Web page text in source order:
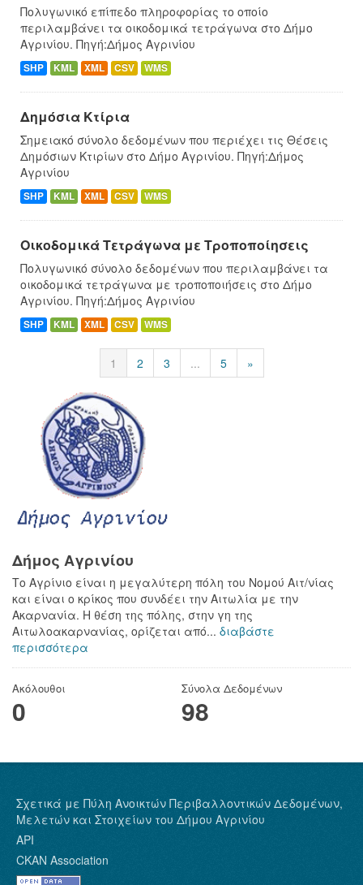
Πολυγωνικό επίπεδο πληροφορίας το οποίο
περιλαμβάνει τα οικοδομικά τετράγωνα στο Δήμο
Αγρινίου. Πηγή:Δήμος Αγρινίου
SHP KML XML CSV WMS
Δημόσια Κτίρια
Σημειακό σύνολο δεδομένων που περιέχει τις Θέσεις
Δημόσιων Κτιρίων στο Δήμο Αγρινίου. Πηγή:Δήμος
Αγρινίου
SHP KML XML CSV WMS
Οικοδομικά Τετράγωνα με Τροποποίησεις
Πολυγωνικό σύνολο δεδομένων που περιλαμβάνει τα
οικοδομικά τετράγωνα με τροποποιήσεις στο Δήμο
Αγρινίου. Πηγή:Δήμος Αγρινίου
SHP KML XML CSV WMS
1 2 3 ... 5 »
Δήμος Αγρινίου
Το Αγρίνιο είναι η μεγαλύτερη πόλη του Νομού Αιτ/νίας
και είναι ο κρίκος που συνδέει την Αιτωλία με την
Ακαρνανία. Η θέση της πόλης, στην γη της
Αιτωλοακαρνανίας, ορίζεται από... διαβάστε
περισσότερα
Ακόλουθοι
0
Σύνολα Δεδομένων
98
Σχετικά με Πύλη Ανοικτών Περιβαλλοντικών Δεδομένων,
Μελετών και Στοιχείων του Δήμου Αγρινίου
API
CKAN Association